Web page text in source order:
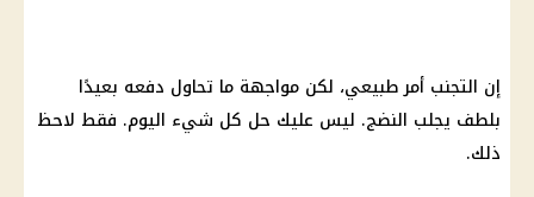
إن التجنب أمر طبيعي، لكن مواجهة ما تحاول دفعه بعيدًا
بلطف يجلب النضج. ليس عليك حل كل شيء اليوم. فقط لاحظ
ذلك.